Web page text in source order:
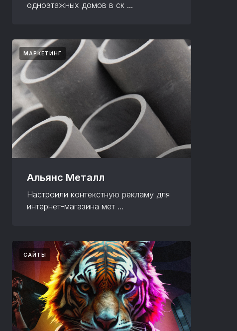
одноэтажных домов в ск ...
МАРКЕТИНГ
Альянс Металл
Настроили контекстную рекламу для
интернет-магазина мет ...
САЙТЫ